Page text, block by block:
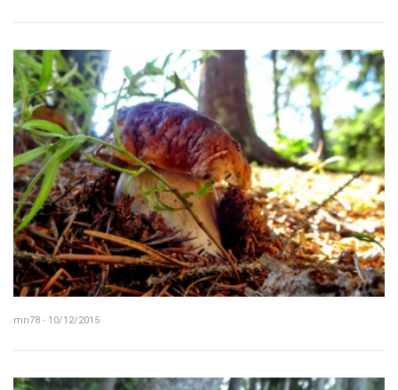
mn78 - 10/12/2015